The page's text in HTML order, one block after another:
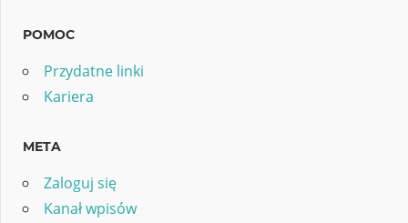
POMOC
Przydatne linki
Kariera
META
Zaloguj się
Kanał wpisów